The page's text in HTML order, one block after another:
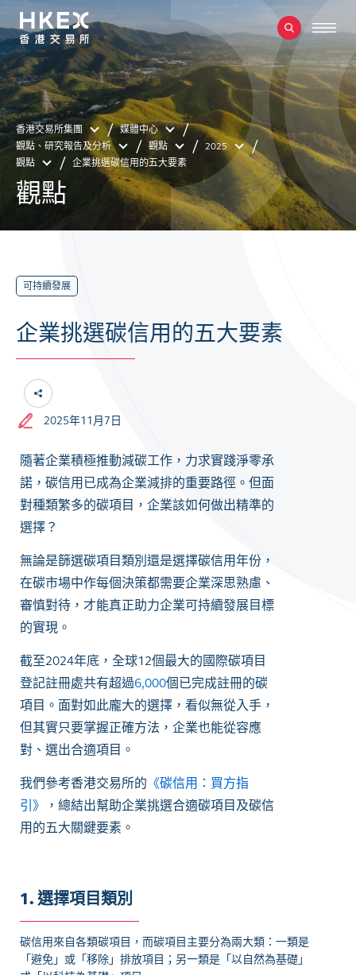
香港交易所集團
媒體中心
觀點、研究報告及分析
觀點
2025
觀點
企業挑選碳信用的五大要素
觀點
可持續發展
企業挑選碳信用的五大要素
2025年11月7日
隨著企業積極推動減碳工作，力求實踐淨零承
諾，碳信用已成為企業減排的重要路徑。但面
對種類繁多的碳項目，企業該如何做出精準的
選擇？
無論是篩選碳項目類別還是選擇碳信用年份，
在碳市場中作每個決策都需要企業深思熟慮、
審慎對待，才能真正助力企業可持續發展目標
的實現。
截至2024年底，全球12個最大的國際碳項目
登記註冊處共有超過6,000個已完成註冊的碳
項目。面對如此龐大的選擇，看似無從入手，
但其實只要掌握正確方法，企業也能從容應
對、選出合適項目。
我們參考香港交易所的 《碳信用：買方指
引》
，總結出幫助企業挑選合適碳項目及碳信
用的五大關鍵要素。
1. 選擇項目類別
碳信用來自各類碳項目，而碳項目主要分為兩大類：一類是
「避免」或「移除」排放項目；另一類是「以自然為基礎」